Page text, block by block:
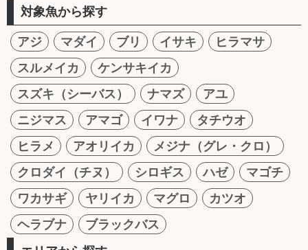
対象魚から探す
アジ マダイ ブリ イサキ
ヒラマサ
スルメイカ
ケンサキイカ
スズキ（シーバス）
ナマズ
アユ
ニジマス
アマゴ イワナ
タチウオ
ヒラメ
アオリイカ
メジナ（グレ・クロ）
クロダイ（チヌ）
シロギス ハゼ
マゴチ
ワカサギ
ヤリイカ マグロ
カツオ
ヘラブナ
ブラックバス